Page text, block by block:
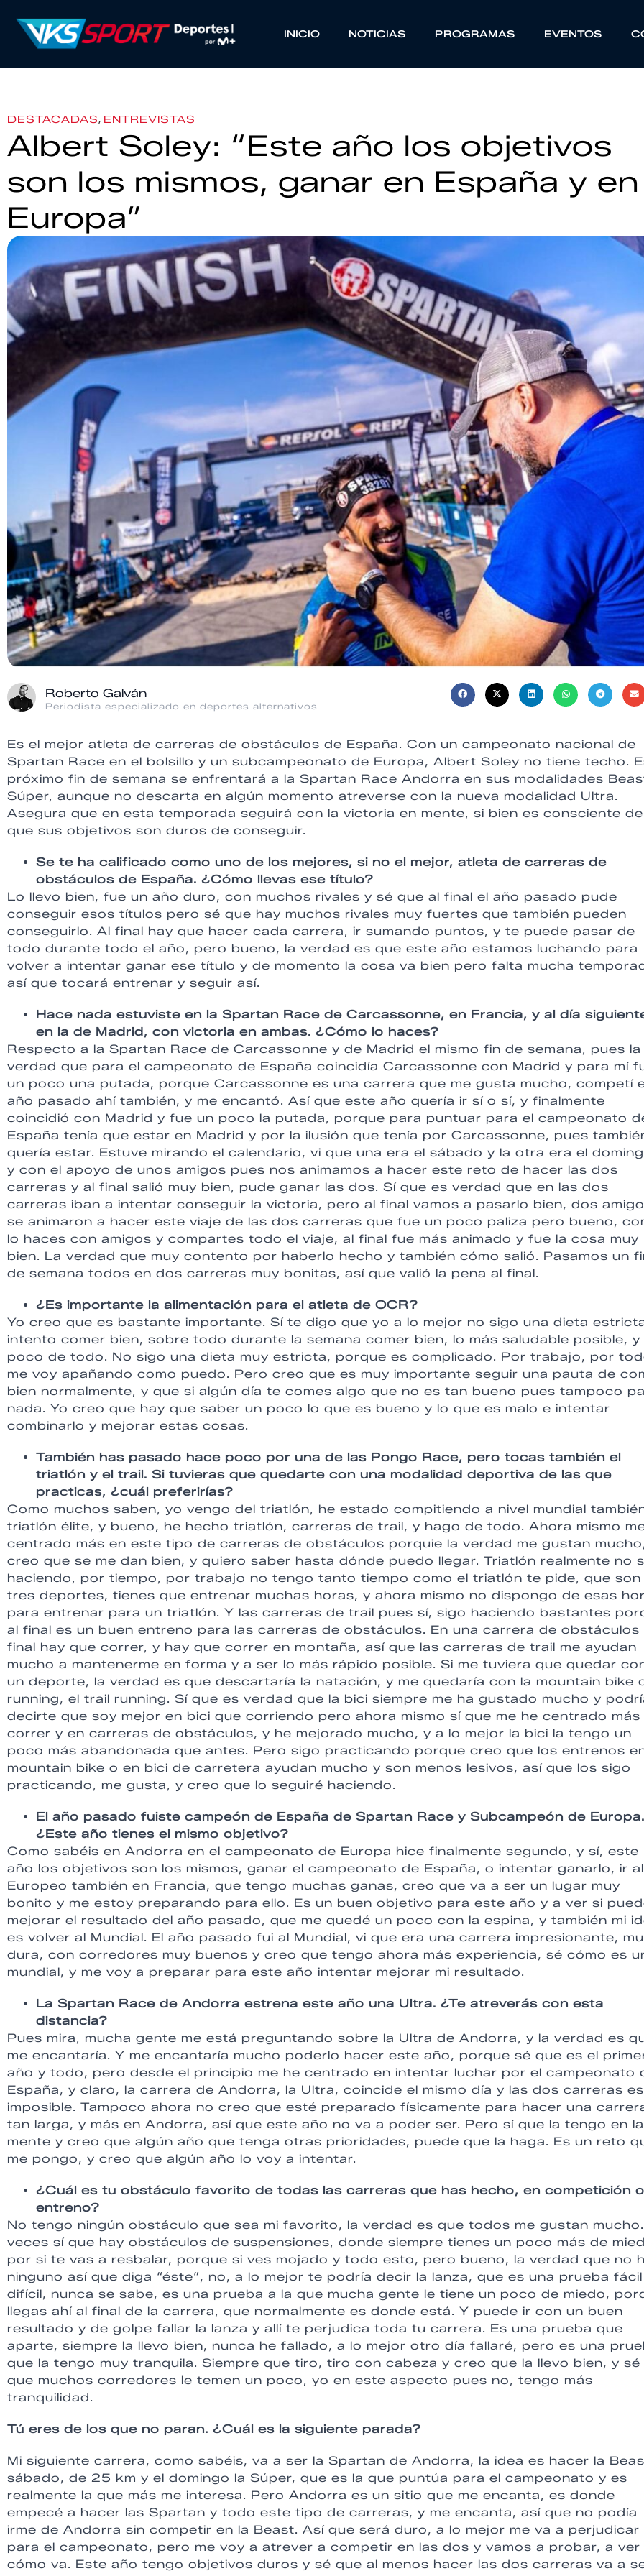
INICIO NOTICIAS PROGRAMAS EVENTOS
DESTACADAS, ENTREVISTAS
Albert Soley: “Este año los objetivos
son los mismos, ganar en España y en
Europa”
Roberto Galván
Periodista especializado en deportes alternativos
Es el mejor atleta de carreras de obstáculos de España. Con un campeonato nacional de
Spartan Race en el bolsillo y un subcampeonato de Europa, Albert Soley no tiene techo.
próximo fin de semana se enfrentará a la Spartan Race Andorra en sus modalidades
Súper, aunque no descarta en algún momento atreverse con la nueva modalidad Ultra.
Asegura que en esta temporada seguirá con la victoria en mente, si bien es consciente de
que sus objetivos son duros de conseguir.
Se te ha calificado como uno de los mejores, si no el mejor, atleta de carreras de
obstáculos de España. ¿Cómo llevas ese título?
Lo llevo bien, fue un año duro, con muchos rivales y sé que al final el año pasado pude
conseguir esos títulos pero sé que hay muchos rivales muy fuertes que también pueden
conseguirlo. Al final hay que hacer cada carrera, ir sumando puntos, y te puede pasar de
todo durante todo el año, pero bueno, la verdad es que este año estamos luchando para
volver a intentar ganar ese título y de momento la cosa va bien pero falta mucha
así que tocará entrenar y seguir así.
Hace nada estuviste en la Spartan Race de Carcassonne, en Francia, y al día
en la de Madrid, con victoria en ambas. ¿Cómo lo haces?
Respecto a la Spartan Race de Carcassonne y de Madrid el mismo fin de semana, pues la
verdad que para el campeonato de España coincidía Carcassonne con Madrid y para mí
un poco una putada, porque Carcassonne es una carrera que me gusta mucho, competí
año pasado ahí también, y me encantó. Así que este año quería ir sí o sí, y finalmente
coincidió con Madrid y fue un poco la putada, porque para puntuar para el campeonato
España tenía que estar en Madrid y por la ilusión que tenía por Carcassonne, pues
quería estar. Estuve mirando el calendario, vi que una era el sábado y la otra era el
y con el apoyo de unos amigos pues nos animamos a hacer este reto de hacer las dos
carreras y al final salió muy bien, pude ganar las dos. Sí que es verdad que en las dos
carreras iban a intentar conseguir la victoria, pero al final vamos a pasarlo bien, dos
se animaron a hacer este viaje de las dos carreras que fue un poco paliza pero bueno,
lo haces con amigos y compartes todo el viaje, al final fue más animado y fue la cosa muy
bien. La verdad que muy contento por haberlo hecho y también cómo salió. Pasamos un
de semana todos en dos carreras muy bonitas, así que valió la pena al final.
¿Es importante la alimentación para el atleta de OCR?
Yo creo que es bastante importante. Sí te digo que yo a lo mejor no sigo una dieta
intento comer bien, sobre todo durante la semana comer bien, lo más saludable posible, y
poco de todo. No sigo una dieta muy estricta, porque es complicado. Por trabajo, por
me voy apañando como puedo. Pero creo que es muy importante seguir una pauta de
bien normalmente, y que si algún día te comes algo que no es tan bueno pues tampoco
nada. Yo creo que hay que saber un poco lo que es bueno y lo que es malo e intentar
combinarlo y mejorar estas cosas.
También has pasado hace poco por una de las Pongo Race, pero tocas también el
triatlón y el trail. Si tuvieras que quedarte con una modalidad deportiva de las que
practicas, ¿cuál preferirías?
Como muchos saben, yo vengo del triatlón, he estado compitiendo a nivel mundial
triatlón élite, y bueno, he hecho triatlón, carreras de trail, y hago de todo. Ahora mismo
centrado más en este tipo de carreras de obstáculos porquie la verdad me gustan
creo que se me dan bien, y quiero saber hasta dónde puedo llegar. Triatlón realmente no
haciendo, por tiempo, por trabajo no tengo tanto tiempo como el triatlón te pide, que son
tres deportes, tienes que entrenar muchas horas, y ahora mismo no dispongo de esas
para entrenar para un triatlón. Y las carreras de trail pues sí, sigo haciendo bastantes
al final es un buen entreno para las carreras de obstáculos. En una carrera de obstáculos
final hay que correr, y hay que correr en montaña, así que las carreras de trail me ayudan
mucho a mantenerme en forma y a ser lo más rápido posible. Si me tuviera que quedar
un deporte, la verdad es que descartaría la natación, y me quedaría con la mountain bike
running, el trail running. Sí que es verdad que la bici siempre me ha gustado mucho y
decirte que soy mejor en bici que corriendo pero ahora mismo sí que me he centrado más
correr y en carreras de obstáculos, y he mejorado mucho, y a lo mejor la bici la tengo un
poco más abandonada que antes. Pero sigo practicando porque creo que los entrenos
mountain bike o en bici de carretera ayudan mucho y son menos lesivos, así que los sigo
practicando, me gusta, y creo que lo seguiré haciendo.
El año pasado fuiste campeón de España de Spartan Race y Subcampeón de Europa.
¿Este año tienes el mismo objetivo?
Como sabéis en Andorra en el campeonato de Europa hice finalmente segundo, y sí, este
año los objetivos son los mismos, ganar el campeonato de España, o intentar ganarlo, ir al
Europeo también en Francia, que tengo muchas ganas, creo que va a ser un lugar muy
bonito y me estoy preparando para ello. Es un buen objetivo para este año y a ver si
mejorar el resultado del año pasado, que me quedé un poco con la espina, y también mi
es volver al Mundial. El año pasado fui al Mundial, vi que era una carrera impresionante,
dura, con corredores muy buenos y creo que tengo ahora más experiencia, sé cómo es
mundial, y me voy a preparar para este año intentar mejorar mi resultado.
La Spartan Race de Andorra estrena este año una Ultra. ¿Te atreverás con esta
distancia?
Pues mira, mucha gente me está preguntando sobre la Ultra de Andorra, y la verdad es
me encantaría. Y me encantaría mucho poderlo hacer este año, porque sé que es el
año y todo, pero desde el principio me he centrado en intentar luchar por el campeonato
España, y claro, la carrera de Andorra, la Ultra, coincide el mismo día y las dos carreras es
imposible. Tampoco ahora no creo que esté preparado físicamente para hacer una
tan larga, y más en Andorra, así que este año no va a poder ser. Pero sí que la tengo en la
mente y creo que algún año que tenga otras prioridades, puede que la haga. Es un reto
me pongo, y creo que algún año lo voy a intentar.
¿Cuál es tu obstáculo favorito de todas las carreras que has hecho, en competición
entreno?
No tengo ningún obstáculo que sea mi favorito, la verdad es que todos me gustan
veces sí que hay obstáculos de suspensiones, donde siempre tienes un poco más de
por si te vas a resbalar, porque si ves mojado y todo esto, pero bueno, la verdad que no
ninguno así que diga “éste”, no, a lo mejor te podría decir la lanza, que es una prueba
difícil, nunca se sabe, es una prueba a la que mucha gente le tiene un poco de miedo,
llegas ahí al final de la carrera, que normalmente es donde está. Y puede ir con un buen
resultado y de golpe fallar la lanza y allí te perjudica toda tu carrera. Es una prueba que
aparte, siempre la llevo bien, nunca he fallado, a lo mejor otro día fallaré, pero es una
que la tengo muy tranquila. Siempre que tiro, tiro con cabeza y creo que la llevo bien, y sé
que muchos corredores le temen un poco, yo en este aspecto pues no, tengo más
tranquilidad.
Tú eres de los que no paran. ¿Cuál es la siguiente parada?
Mi siguiente carrera, como sabéis, va a ser la Spartan de Andorra, la idea es hacer la
sábado, de 25 km y el domingo la Súper, que es la que puntúa para el campeonato y es
realmente la que más me interesa. Pero Andorra es un sitio que me encanta, es donde
empecé a hacer las Spartan y todo este tipo de carreras, y me encanta, así que no podía
irme de Andorra sin competir en la Beast. Así que será duro, a lo mejor me va a perjudicar
para el campeonato, pero me voy a atrever a competir en las dos y vamos a probar, a ver
cómo va. Este año tengo objetivos duros y sé que al menos hacer las dos carreras va a